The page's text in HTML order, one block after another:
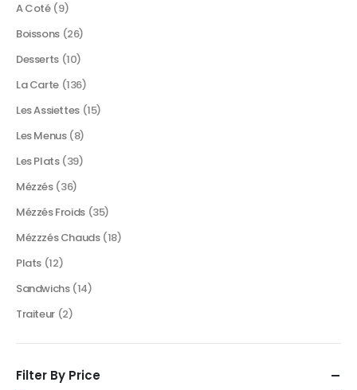
A Coté (9)
Boissons (26)
Desserts (10)
La Carte (136)
Les Assiettes (15)
Les Menus (8)
Les Plats (39)
Mézzés (36)
Mézzés Froids (35)
Mézzzés Chauds (18)
Plats (12)
Sandwichs (14)
Traiteur (2)
Filter By Price